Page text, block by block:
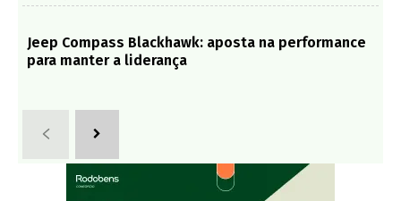
Jeep Compass Blackhawk: aposta na performance
para manter a liderança